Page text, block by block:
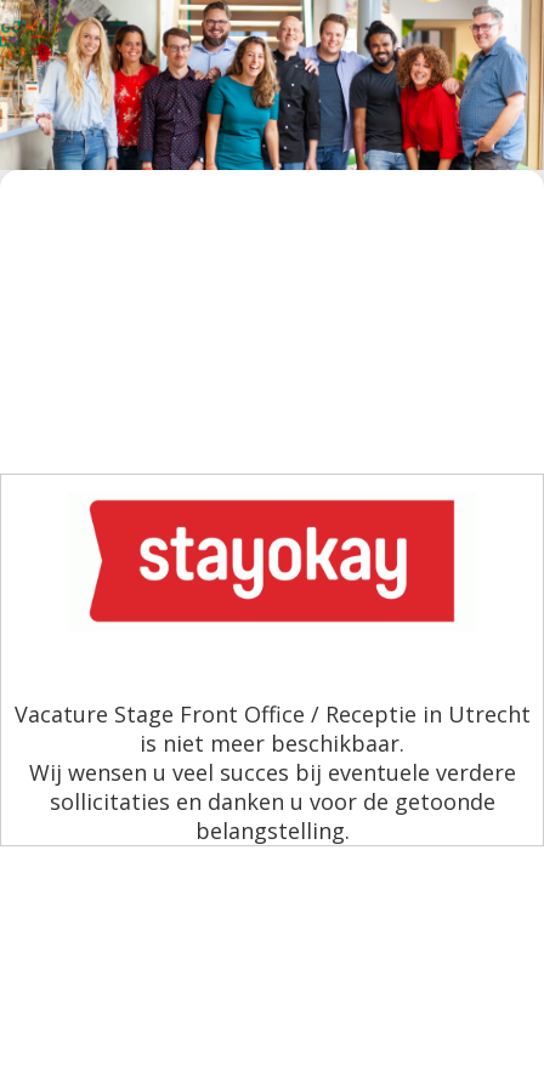
Vacature Stage Front Office / Receptie in Utrecht
is niet meer beschikbaar.
Wij wensen u veel succes bij eventuele verdere
sollicitaties en danken u voor de getoonde
belangstelling.